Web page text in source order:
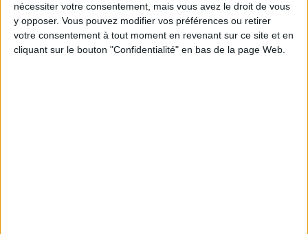
nécessiter votre consentement, mais vous avez le droit de vous
y opposer. Vous pouvez modifier vos préférences ou retirer
votre consentement à tout moment en revenant sur ce site et en
cliquant sur le bouton "Confidentialité" en bas de la page Web.
THE BEST HOTELS FOR A SPA AND GASTRONOMY WEEKEND